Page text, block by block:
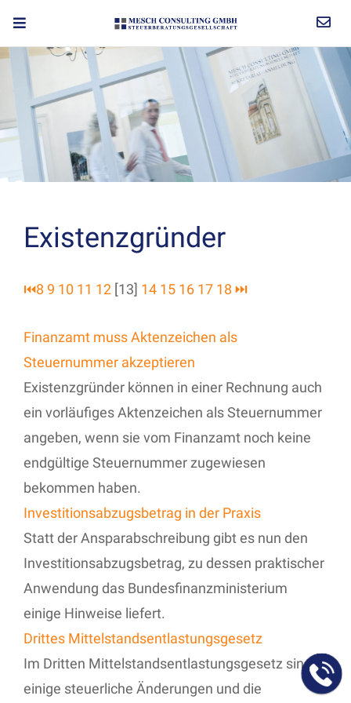
Existenzgründer
⏮8 9 10 11 12 [13] 14 15 16 17 18 ⏭
Finanzamt muss Aktenzeichen als
Steuernummer akzeptieren
Existenzgründer können in einer Rechnung auch
ein vorläufiges Aktenzeichen als Steuernummer
angeben, wenn sie vom Finanzamt noch keine
endgültige Steuernummer zugewiesen
bekommen haben.
Investitionsabzugsbetrag in der Praxis
Statt der Ansparabschreibung gibt es nun den
Investitionsabzugsbetrag, zu dessen praktischer
Anwendung das Bundesfinanzministerium
einige Hinweise liefert.
Drittes Mittelstandsentlastungsgesetz
Im Dritten Mittelstandsentlastungsgesetz sind
einige steuerliche Änderungen und die